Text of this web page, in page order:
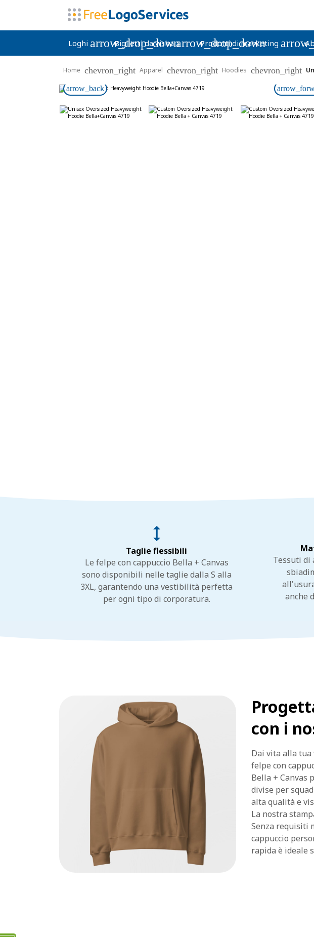
Loghi arrow_drop_down
Biglietti da visita arrow_drop_down
Prodotti di marketing
Home chevron_right Apparel chevron_right Hoodies chevron_right
arrow_back
Taglie flessibili
Le felpe con cappuccio Bella + Canvas
sono disponibili nelle taglie dalla S alla
3XL, garantendo una vestibilità perfetta
per ogni tipo di corporatura.
Tessuti di
anche
con i
Dai vita alla
felpe con
Bella + Canvas
divise per
alta qualità e
La nostra
Senza requisiti
cappuccio
rapida è ideale